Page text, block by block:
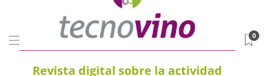
Revista digital sobre la actividad
0